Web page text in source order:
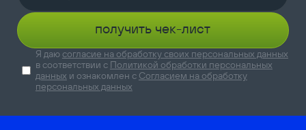
получить чек-лист
Я даю согласие на обработку своих персональных данных
в соответствии с Политикой обработки персональных
данных и ознакомлен с Согласием на обработку
персональных данных